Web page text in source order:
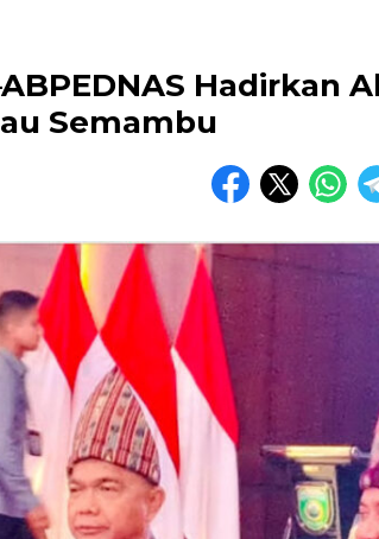
Hadirkan
Semambu